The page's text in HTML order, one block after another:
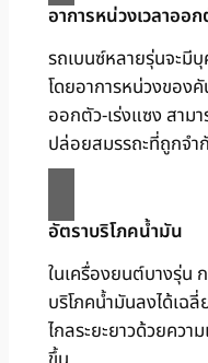
อาการหน่วงเวลาออ
รถเบนซ์หลายรุ่นจะมี
โดยอาการหน่วงของคั
ออกตัว-เร่งแซง สาม
ปล่อยสมรรถะที่ถูกจำ
อัตราบริโภคน้ำมัน
ในเครื่องยนต์บางรุ่น
บริโภคน้ำมันลงได้เฉ
ไกลระยะยาวด้วยคว